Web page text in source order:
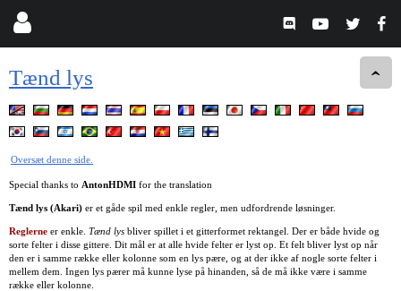
Tænd lys
Oversæt denne side.
Special thanks to AntonHDMI for the translation
Tænd lys (Akari) er et gåde spil med enkle regler, men udfordrende løsninger.
Reglerne er enkle. Tænd lys bliver spillet i et gitterformet rektangel. Der er både hvide og
sorte felter i disse gittere. Dit mål er at alle hvide felter er lyst op. Et felt bliver lyst op når
den er i samme række eller kolonne som en lys pære, og at der ikke af nogle sorte felter i
mellem dem. Ingen lys pærer må kunne lyse på hinanden, så de må ikke være i samme
række eller kolonne.